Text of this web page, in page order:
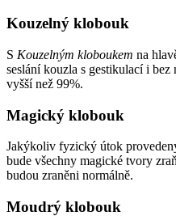
Kouzelný klobouk
S Kouzelným kloboukem na
seslání kouzla s gestikulací i
vyšší než 99%.
Magický klobouk
Jakýkoliv fyzický útok
bude všechny magické tvory
budou zraněni normálně.
Moudrý klobouk